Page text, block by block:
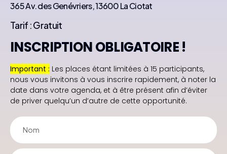
365 Av. des Genévriers, 13600 La Ciotat
Tarif : Gratuit
INSCRIPTION OBLIGATOIRE !
Important : Les places étant limitées à 15 participants,
nous vous invitons à vous inscrire rapidement, à noter la
date dans votre agenda, et à être présent afin d’éviter
de priver quelqu’un d’autre de cette opportunité.